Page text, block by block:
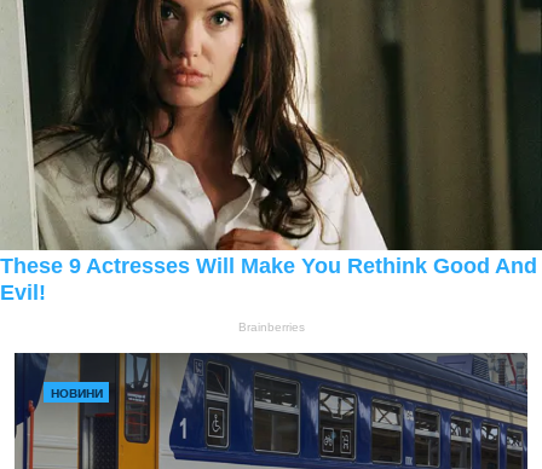
НОВИНИ